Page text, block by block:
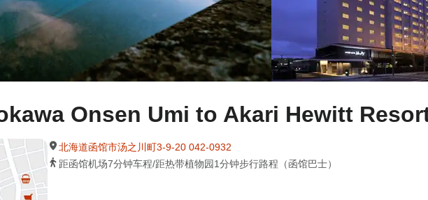
Onsen Umi to Akari Hewitt
北海道函馆市汤之川町3-9-20 042-0932
距函馆机场7分钟车程/距热带植物园1分钟步行路程（函馆巴士）